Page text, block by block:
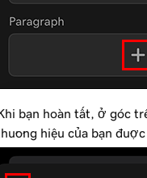
bạn hoàn tất, ở góc
hiệu của bạn